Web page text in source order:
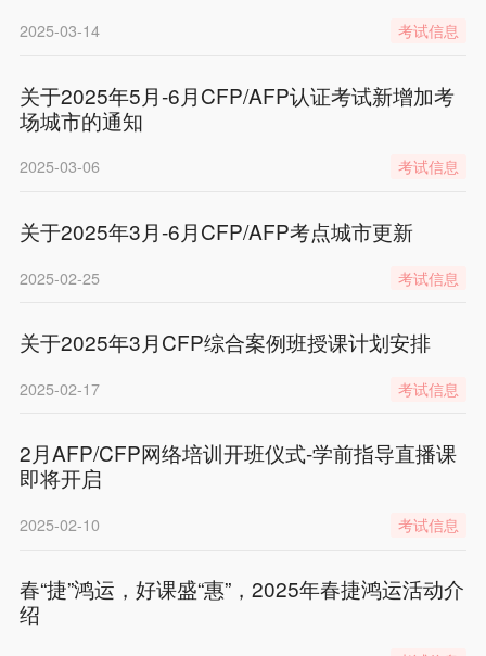
2025-03-14 考试信息
关于2025年5月-6月CFP/AFP认证考试新增加考
场城市的通知
2025-03-06 考试信息
关于2025年3月-6月CFP/AFP考点城市更新
2025-02-25 考试信息
关于2025年3月CFP综合案例班授课计划安排
2025-02-17 考试信息
2月AFP/CFP网络培训开班仪式-学前指导直播课
即将开启
2025-02-10 考试信息
春“捷”鸿运，好课盛“惠”，2025年春捷鸿运活动介
绍